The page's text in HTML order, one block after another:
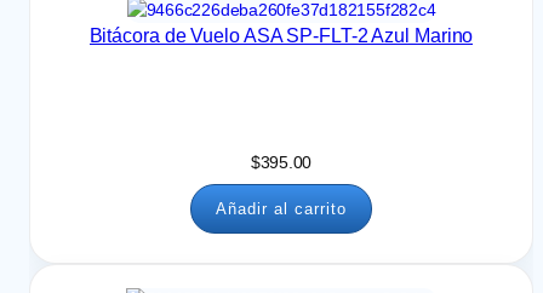
Bitácora de Vuelo ASA SP-FLT-2 Azul Marino
$395.00
Añadir al carrito